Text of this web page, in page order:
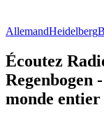
AllemandHeidelberg
Écoutez
Regenbogen
monde